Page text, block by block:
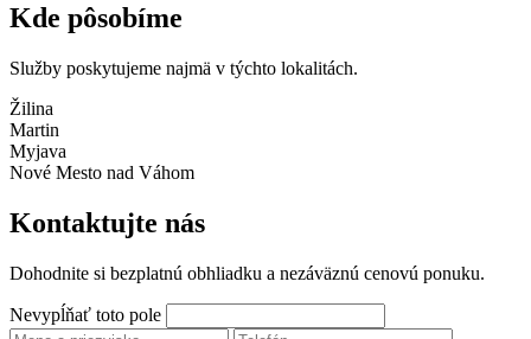
Kde pôsobíme
Služby poskytujeme najmä v týchto lokalitách.
Žilina
Martin
Myjava
Nové Mesto nad Váhom
Kontaktujte nás
Dohodnite si bezplatnú obhliadku a nezáväznú cenovú ponuku.
Nevypĺňať toto pole